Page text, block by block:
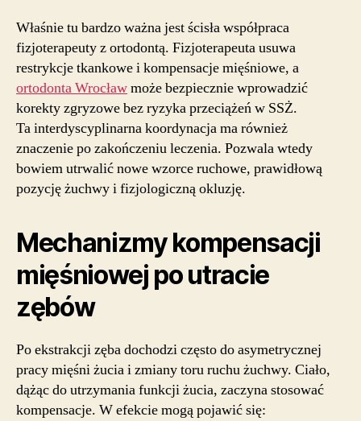
Właśnie tu bardzo ważna jest ścisła współpraca
fizjoterapeuty z ortodontą. Fizjoterapeuta usuwa
restrykcje tkankowe i kompensacje mięśniowe, a
ortodonta Wrocławmoże bezpiecznie wprowadzić
korekty zgryzowe bez ryzyka przeciążeń w SSŻ.
Ta interdyscyplinarna koordynacja ma również
znaczenie po zakończeniu leczenia. Pozwala wtedy
bowiem utrwalić nowe wzorce ruchowe, prawidłową
pozycję żuchwy i fizjologiczną okluzję.
Mechanizmy kompensacji
mięśniowej po utracie
zębów
Po ekstrakcji zęba dochodzi często do asymetrycznej
pracy mięśni żucia i zmiany toru ruchu żuchwy. Ciało,
dążąc do utrzymania funkcji żucia, zaczyna stosować
kompensacje. W efekcie mogą pojawić się: